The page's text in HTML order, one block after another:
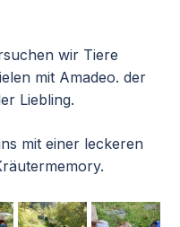
wir Tiere
mit Amadeo. der
Liebling.
mit einer leckeren